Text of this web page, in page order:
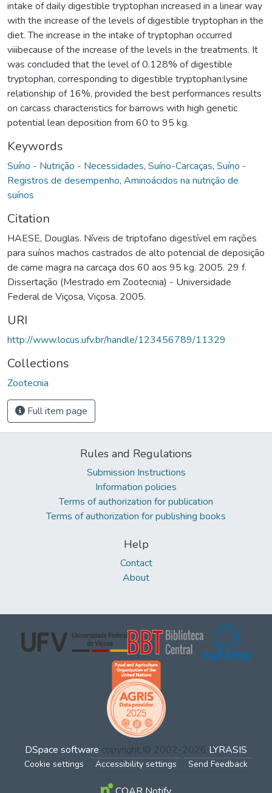
intake of daily digestible tryptophan increased in a linear way
with the increase of the levels of digestible tryptophan in the
diet. The increase in the intake of tryptophan occurred
viiibecause of the increase of the levels in the treatments. It
was concluded that the level of 0.128% of digestible
tryptophan, corresponding to digestible tryptophan:lysine
relationship of 16%, provided the best performances results
on carcass characteristics for barrows with high genetic
potential lean deposition from 60 to 95 kg.
Keywords
Suíno - Nutrição - Necessidades, Suíno-Carcaças, Suíno -
Registros de desempenho, Aminoácidos na nutrição de
suínos
Citation
HAESE, Douglas. Níveis de triptofano digestível em rações
para suínos machos castrados de alto potencial de deposição
de carne magra na carcaça dos 60 aos 95 kg. 2005. 29 f.
Dissertação (Mestrado em Zootecnia) - Universidade
Federal de Viçosa, Viçosa. 2005.
URI
http://www.locus.ufv.br/handle/123456789/11329
Collections
Zootecnia
Full item page
Rules and Regulations
Submission Instructions
Information policies
Terms of authorization for publication
Terms of authorization for publishing books
Help
Contact
About
DSpace software copyright © 2002-2026 LYRASIS
Cookie settings Accessibility settings Send Feedback